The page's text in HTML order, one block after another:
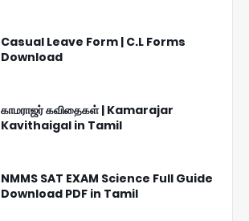
Casual Leave Form | C.L Forms
Download
காமராஜர் கவிதைகள் | Kamarajar
Kavithaigal in Tamil
NMMS SAT EXAM Science Full Guide
Download PDF in Tamil